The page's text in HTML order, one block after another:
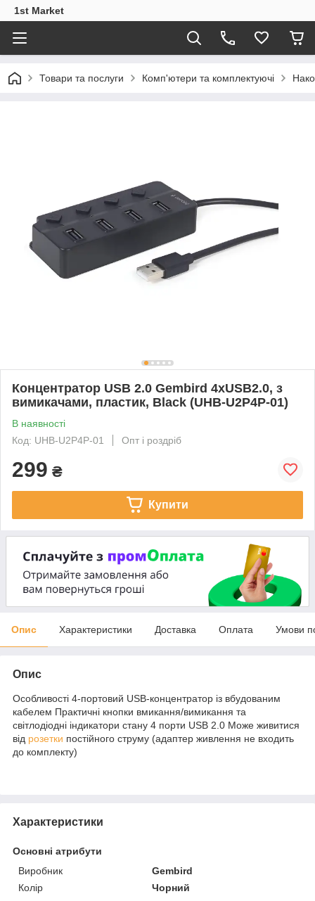
1st Market
Товари та послуги Комп'ютери та комплектуючі
Концентратор USB 2.0 Gembird 4хUSB2.0, з
вимикачами, пластик, Black (UHB-U2P4P-01)
В наявності
Код: UHB-U2P4P-01
Опт і роздріб
299 ₴
Купити
Опис Характеристики Доставка Оплата Умови
Опис
Особливості 4-портовий USB-концентратор із вбудованим
кабелем Практичні кнопки вмикання/вимикання та
світлодіодні індикатори стану 4 порти USB 2.0 Може живитися
від розетки постійного струму (адаптер живлення не входить
до комплекту)
Характеристики
Основні атрибути
Виробник
Gembird
Колір
Чорний